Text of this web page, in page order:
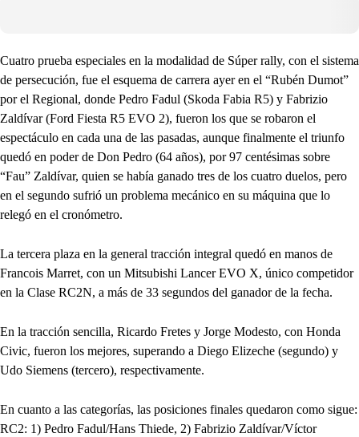
Cuatro prueba especiales en la modalidad de Súper rally, con el sistema
de persecución, fue el esquema de carrera ayer en el “Rubén Dumot”
por el Regional, donde Pedro Fadul (Skoda Fabia R5) y Fabrizio
Zaldívar (Ford Fiesta R5 EVO 2), fueron los que se robaron el
espectáculo en cada una de las pasadas, aunque finalmente el triunfo
quedó en poder de Don Pedro (64 años), por 97 centésimas sobre
“Fau” Zaldívar, quien se había ganado tres de los cuatro duelos, pero
en el segundo sufrió un problema mecánico en su máquina que lo
relegó en el cronómetro.
La tercera plaza en la general tracción integral quedó en manos de
Francois Marret, con un Mitsubishi Lancer EVO X, único competidor
en la Clase RC2N, a más de 33 segundos del ganador de la fecha.
En la tracción sencilla, Ricardo Fretes y Jorge Modesto, con Honda
Civic, fueron los mejores, superando a Diego Elizeche (segundo) y
Udo Siemens (tercero), respectivamente.
En cuanto a las categorías, las posiciones finales quedaron como sigue:
RC2: 1) Pedro Fadul/Hans Thiede, 2) Fabrizio Zaldívar/Víctor